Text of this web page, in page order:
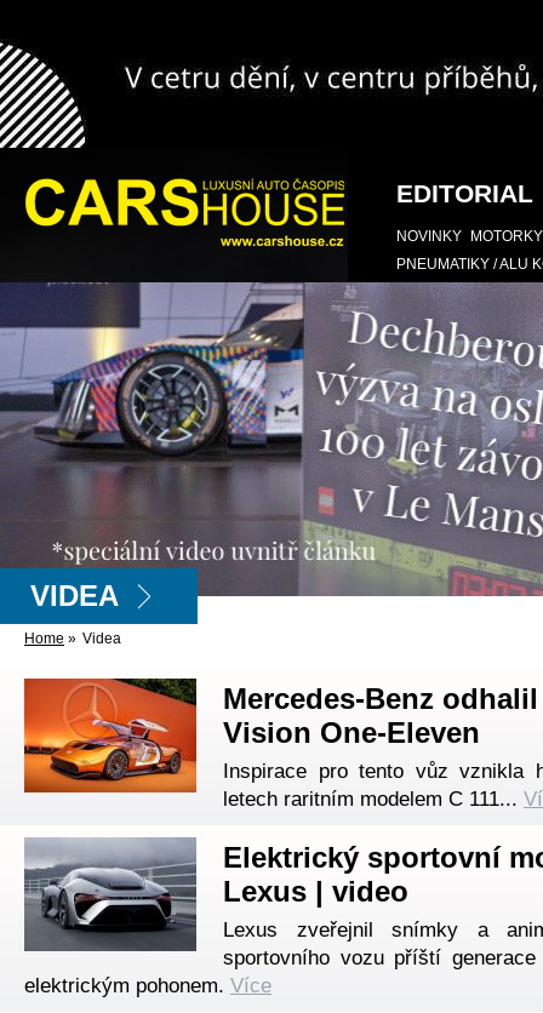
EDITORIAL
NOVINKY
MOTORKY
PNEUMATIKY / ALU
VIDEA
Home » Videa
Mercedes-Benz
Vision One-Eleven
Inspirace pro tento vůz vznikla
letech raritním modelem C 111...
Elektrický sportovní
Lexus | video
Lexus zveřejnil snímky a
sportovního vozu příští
elektrickým pohonem. Více